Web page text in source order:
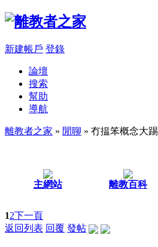
新建帳戶 登錄
論壇
搜索
幫助
導航
離教者之家 » 閒聊 » 冇揾笨概念大
主網站 離教百科
12下一頁
返回列表 回覆 發帖